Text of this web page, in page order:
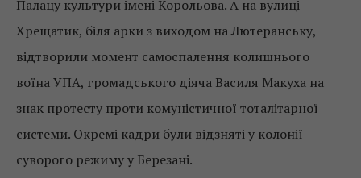
Палацу культури імені Корольова. А на вулиці
Хрещатик, біля арки з виходом на Лютеранську,
відтворили момент самоспалення колишнього
воїна УПА, громадського діяча Василя Макуха на
знак протесту проти комуністичної тоталітарної
системи. Окремі кадри були відзняті у колонії
суворого режиму у Березані.